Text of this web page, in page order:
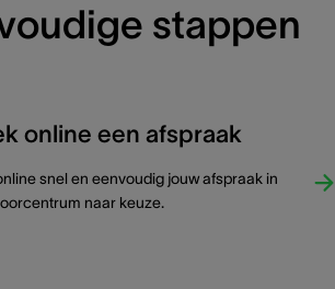
stappen
online een afspraak
snel en eenvoudig jouw afspraak in
naar keuze.